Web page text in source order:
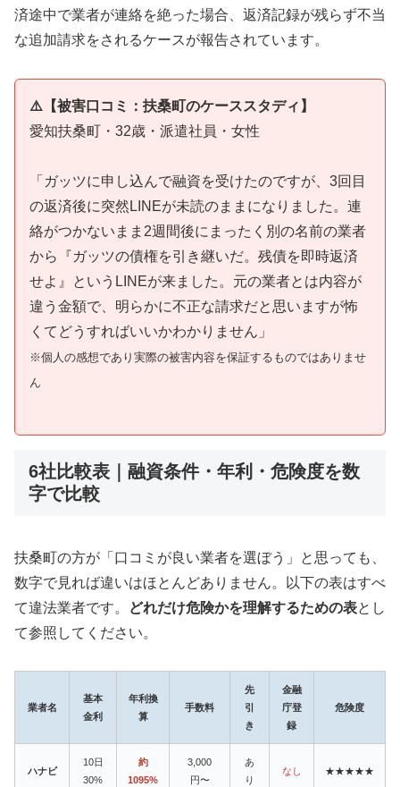
済途中で業者が連絡を絶った場合、返済記録が残らず不当
な追加請求をされるケースが報告されています。
⚠️【被害口コミ：扶桑町のケーススタディ】
愛知扶桑町・32歳・派遣社員・女性
「ガッツに申し込んで融資を受けたのですが、3回目
の返済後に突然LINEが未読のままになりました。連
絡がつかないまま2週間後にまったく別の名前の業者
から『ガッツの債権を引き継いだ。残債を即時返済
せよ』というLINEが来ました。元の業者とは内容が
違う金額で、明らかに不正な請求だと思いますが怖
くてどうすればいいかわかりません」
※個人の感想であり実際の被害内容を保証するものではありませ
ん
6社比較表｜融資条件・年利・危険度を数
字で比較
扶桑町の方が「口コミが良い業者を選ぼう」と思っても、
数字で見れば違いはほとんどありません。以下の表はすべ
て違法業者です。
どれだけ危険かを理解するための表とし
て参照してください。
業者名
基本
金利
年利換
算
手数料
先
引
き
金融
庁登
録
危険度
ハナビ
10日
30%
約
1095%
3,000
円〜
あ
り
なし ★★★★★